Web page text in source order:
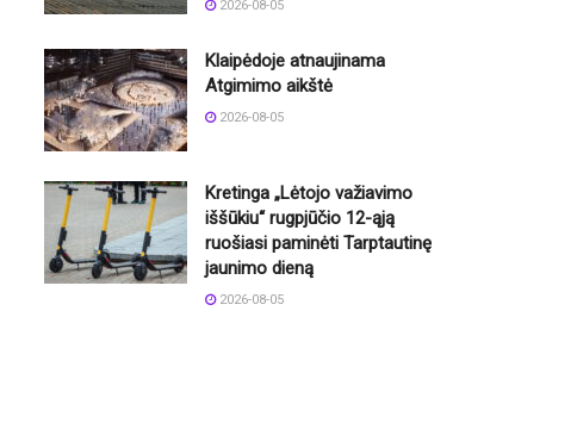
2026-08-05
Klaipėdoje atnaujinama
Atgimimo aikštė
2026-08-05
Kretinga „Lėtojo važiavimo
iššūkiu“ rugpjūčio 12-ąją
ruošiasi paminėti Tarptautinę
jaunimo dieną
2026-08-05